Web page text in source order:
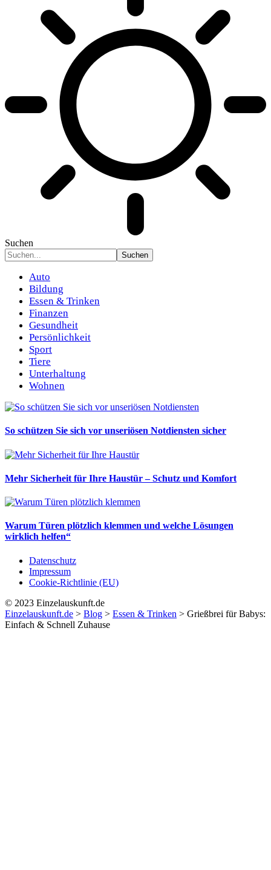
Suchen
Auto
Bildung
Essen & Trinken
Finanzen
Gesundheit
Persönlichkeit
Sport
Tiere
Unterhaltung
Wohnen
So schützen Sie sich vor unseriösen Notdiensten sicher
Mehr Sicherheit für Ihre Haustür – Schutz und Komfort
Warum Türen plötzlich klemmen und welche Lösungen
wirklich helfen“
Datenschutz
Impressum
Cookie-Richtlinie (EU)
© 2023 Einzelauskunft.de
Einzelauskunft.de > Blog > Essen & Trinken > Grießbrei für Babys:
Einfach & Schnell Zuhause